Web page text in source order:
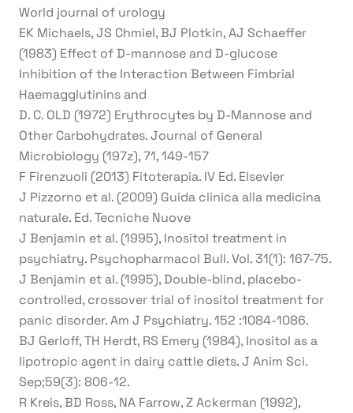
World journal of urology
EK Michaels, JS Chmiel, BJ Plotkin, AJ Schaeffer
(1983) Effect of D-mannose and D-glucose
Inhibition of the Interaction Between Fimbrial
Haemagglutinins and
D. C. OLD (1972) Erythrocytes by D-Mannose and
Other Carbohydrates. Journal of General
Microbiology (197z), 71, 149-157
F Firenzuoli (2013) Fitoterapia. IV Ed. Elsevier
J Pizzorno et al. (2009) Guida clinica alla medicina
naturale. Ed. Tecniche Nuove
J Benjamin et al. (1995), Inositol treatment in
psychiatry. Psychopharmacol Bull. Vol. 31(1): 167-75.
J Benjamin et al. (1995), Double-blind, placebo-
controlled, crossover trial of inositol treatment for
panic disorder. Am J Psychiatry. 152 :1084-1086.
BJ Gerloff, TH Herdt, RS Emery (1984), Inositol as a
lipotropic agent in dairy cattle diets. J Anim Sci.
Sep;59(3): 806-12.
R Kreis, BD Ross, NA Farrow, Z Ackerman (1992),